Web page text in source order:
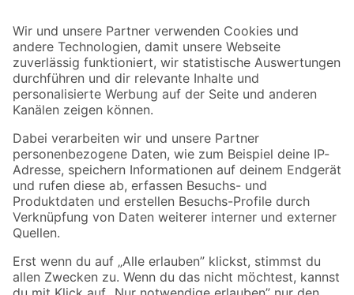
Der toom Newsletter: Keine Angebote und Aktionen mehr verpassen!
Zur Newsletter Anmeldung
Folge uns
Zahlungsarten Versandarten
Sicher einkaufen